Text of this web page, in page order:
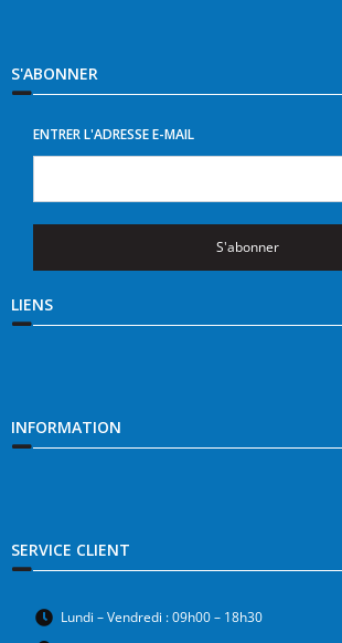
S'ABONNER
ENTRER L'ADRESSE E-MAIL
S'abonner
LIENS
INFORMATION
SERVICE CLIENT
Lundi – Vendredi : 09h00 – 18h30